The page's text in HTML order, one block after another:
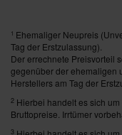
1 Ehemaliger Neupreis
Tag der Erstzulassung).
Der errechnete Preisvorteil
gegenüber der ehemaligen
Herstellers am Tag der
2 Hierbei handelt es sich
Bruttopreise. Irrtümer
3